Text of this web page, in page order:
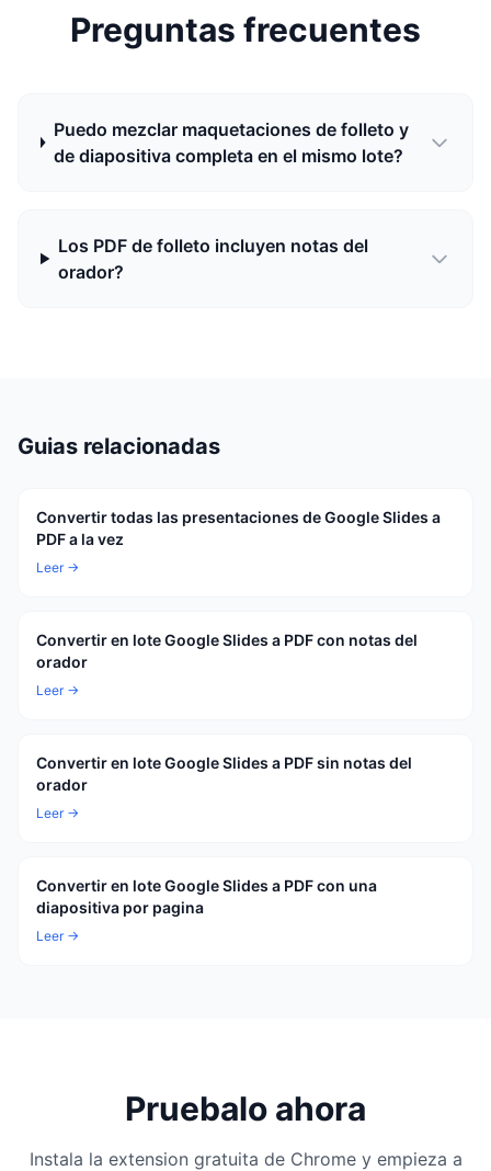
Preguntas frecuentes
Puedo mezclar maquetaciones de folleto y
de diapositiva completa en el mismo lote?
Los PDF de folleto incluyen notas del
orador?
Guias relacionadas
Convertir todas las presentaciones de Google Slides a
PDF a la vez
Leer →
Convertir en lote Google Slides a PDF con notas del
orador
Leer →
Convertir en lote Google Slides a PDF sin notas del
orador
Leer →
Convertir en lote Google Slides a PDF con una
diapositiva por pagina
Leer →
Pruebalo ahora
Instala la extension gratuita de Chrome y empieza a